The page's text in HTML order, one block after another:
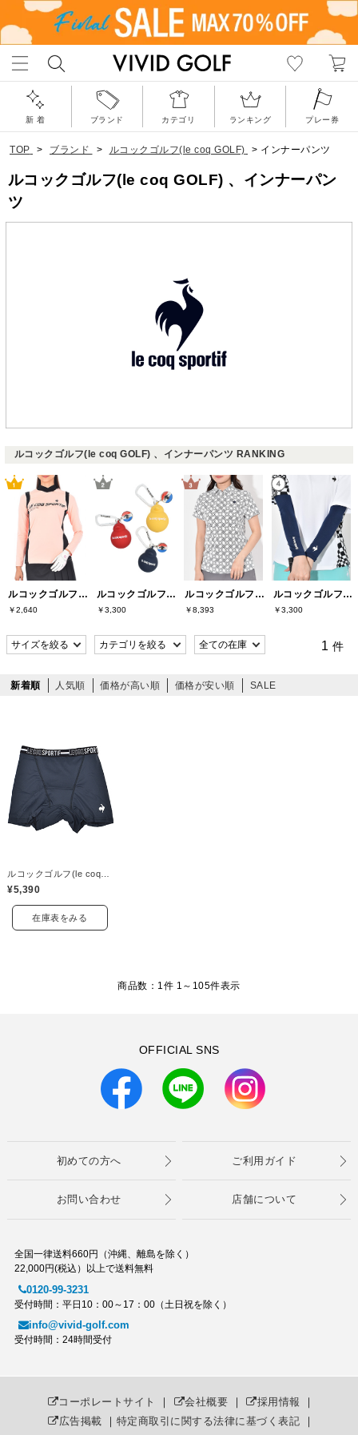
新 着 ブランド カテゴリ ランキング プレー券
TOP > ブランド > ルコックゴルフ(le coq GOLF) > インナーパンツ
ルコックゴルフ(le coq GOLF) 、インナーパン
ツ
ルコックゴルフ(le coq GOLF) 、インナーパンツ RANKING
ルコックゴルフ(le coq GOLF)
￥2,640
ルコックゴルフ(le coq GOLF)
￥3,300
ルコックゴルフ(le coq GOLF)
￥8,393
ルコックゴルフ(le coq GOLF)
￥3,300
1 件
新着順 人気順 価格が高い順 価格が安い順 SALE
¥5,390
在庫表をみる
商品数：1件 1～ 105件表示
OFFICIAL SNS
初めての方へ ご利用ガイド
お問い合わせ 店舗について
全国一律送料660円（沖縄、離島を除く）
22,000円(税込）以上で送料無料
0120-99-3231
受付時間：平日10：00～17：00（土日祝を除く）
info@vivid-golf.com
受付時間：24時間受付
コーポレートサイト ｜ 会社概要 ｜ 採用情報 ｜
広告掲載 ｜ 特定商取引に関する法律に基づく表記 ｜